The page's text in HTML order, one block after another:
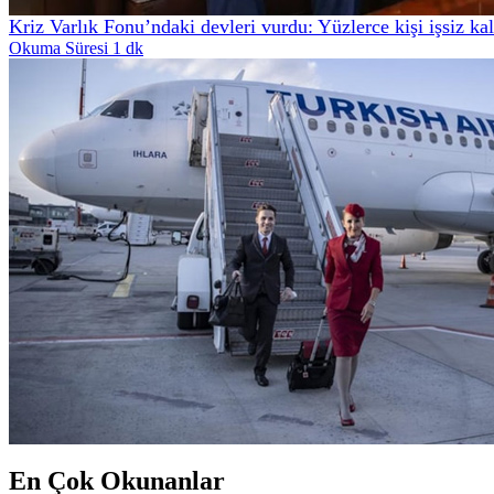
Kriz Varlık Fonu’ndaki devleri vurdu: Yüzlerce kişi işsiz
Okuma Süresi 1 dk
En Çok Okunanlar